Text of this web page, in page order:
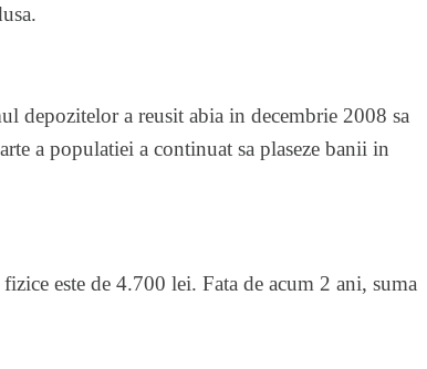
depozitelor a reusit abia in decembrie 2008 sa
a populatiei a continuat sa plaseze banii in
este de 4.700 lei. Fata de acum 2 ani, suma